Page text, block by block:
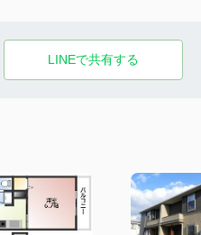
LINEで共有する